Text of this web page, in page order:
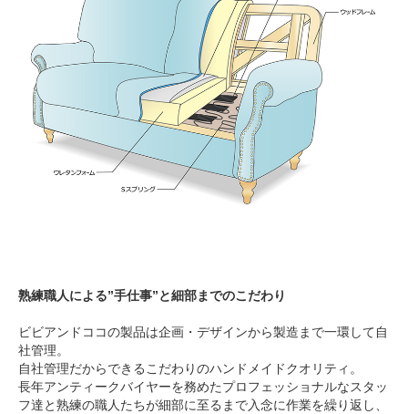
熟練職人による”手仕事”と細部までのこだわり
ビビアンドココの製品は企画・デザインから製造まで一環して自
社管理。
自社管理だからできるこだわりのハンドメイドクオリティ。
長年アンティークバイヤーを務めたプロフェッショナルなスタッ
フ達と熟練の職人たちが細部に至るまで入念に作業を繰り返し、